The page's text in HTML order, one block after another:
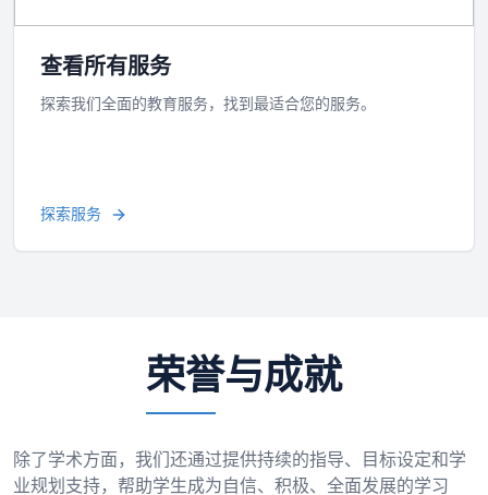
查看所有服务
探索我们全面的教育服务，找到最适合您的服务。
探索服务
荣誉与成就
除了学术方面，我们还通过提供持续的指导、目标设定和学
业规划支持，帮助学生成为自信、积极、全面发展的学习